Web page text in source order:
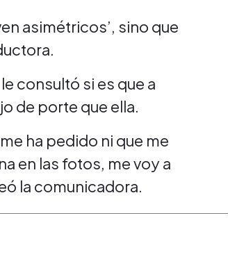
asimétricos’, sino que
consultó si es que a
de porte que ella.
ha pedido ni que me
en las fotos, me voy a
la comunicadora.